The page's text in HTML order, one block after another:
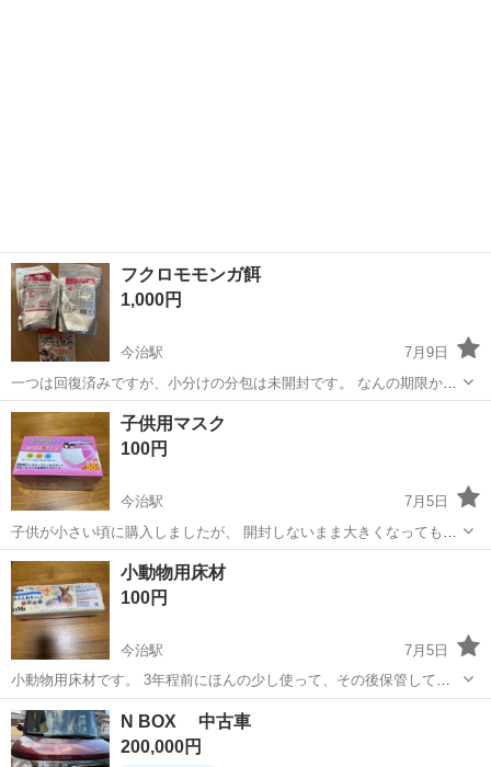
フクロモモンガ餌
1,000円
今治駅
7月9日
一つは回復済みですが、小分けの分包は未開封です。 なんの期限かわ
かりませんが2025年５月になっています。 フクモモゼリーは賞味期限
が2024年の一月になっています。
愛媛 今治市 今治駅 その他
子供用マスク
100円
今治駅
7月5日
子供が小さい頃に購入しましたが、 開封しないまま大きくなってもう
使わないので、 使って頂ける方にお譲りします。 三次元こどもマスク
は2枚残ってます。
愛媛 今治市 今治駅 その他
小動物用床材
100円
今治駅
7月5日
小動物用床材です。 3年程前にほんの少し使って、その後保管してお
りました。 どなたか使って頂ける方にお譲りします。
愛媛 今治市 その他
N BOX 中古車
200,000円